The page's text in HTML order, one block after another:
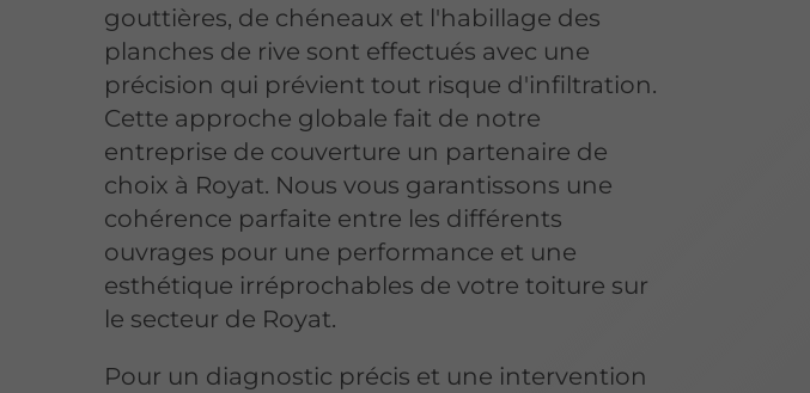
gouttières, de chéneaux et l'habillage des
planches de rive sont effectués avec une
précision qui prévient tout risque d'infiltration.
Cette approche globale fait de notre
entreprise de couverture un partenaire de
choix à Royat. Nous vous garantissons une
cohérence parfaite entre les différents
ouvrages pour une performance et une
esthétique irréprochables de votre toiture sur
le secteur de Royat.
Pour un diagnostic précis et une intervention